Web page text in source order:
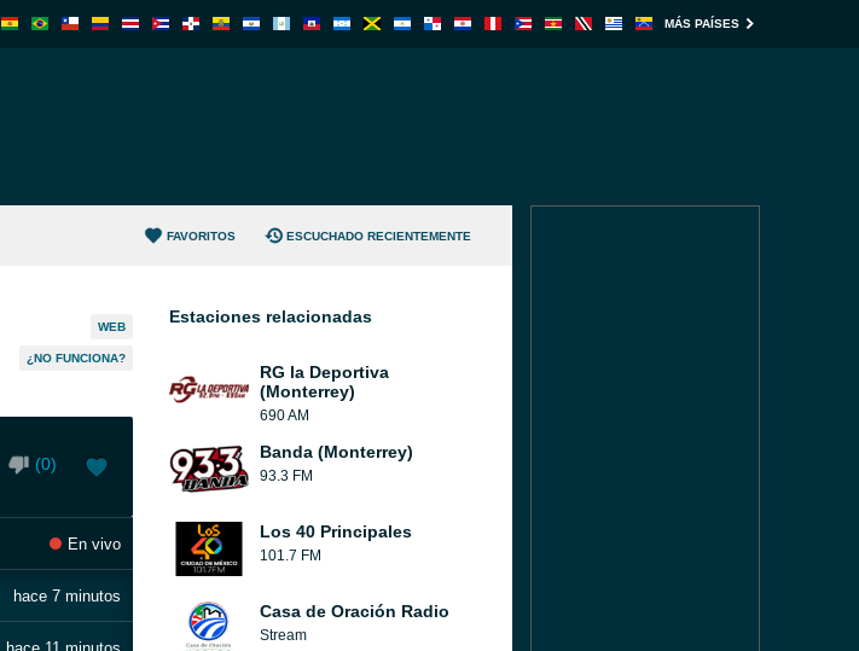
MÁS PAÍSES
FAVORITOS ESCUCHADO RECIENTEMENTE
WEB
¿NO FUNCIONA?
(0)
En vivo
hace 7 minutos
hace 11 minutos
Estaciones relacionadas
RG la Deportiva
(Monterrey)
690 AM
Banda (Monterrey)
93.3 FM
Los 40 Principales
101.7 FM
Casa de Oración Radio
Stream